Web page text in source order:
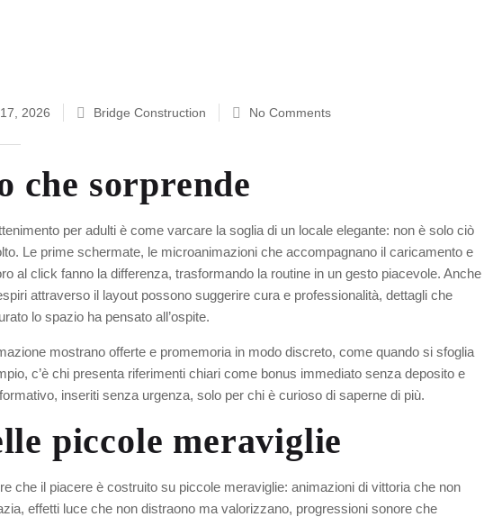
2026 Bridge Construction No Comments
che sorprende
per adulti è come varcare la soglia di un locale elegante: non è solo ciò
Le prime schermate, le microanimazioni che accompagnano il caricamento e
al click fanno la differenza, trasformando la routine in un gesto piacevole. Anche
attraverso il layout possono suggerire cura e professionalità, dettagli che
lo spazio ha pensato all’ospite.
mostrano offerte e promemoria in modo discreto, come quando si sfoglia
c’è chi presenta riferimenti chiari come bonus immediato senza deposito e
inseriti senza urgenza, solo per chi è curioso di saperne di più.
piccole meraviglie
che il piacere è costruito su piccole meraviglie: animazioni di vittoria che non
effetti luce che non distraono ma valorizzano, progressioni sonore che